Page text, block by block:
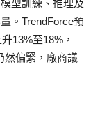
型訓練、推理及
。TrendForce預
13%至18%，
然偏緊，廠商議